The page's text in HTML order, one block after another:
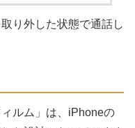
り外した状態で通話し
ルム」は、iPhoneの